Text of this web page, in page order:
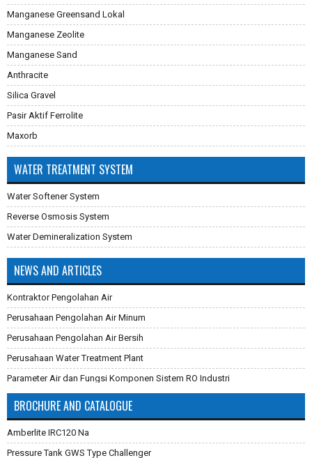
Manganese Greensand Lokal
Manganese Zeolite
Manganese Sand
Anthracite
Silica Gravel
Pasir Aktif Ferrolite
Maxorb
WATER TREATMENT SYSTEM
Water Softener System
Reverse Osmosis System
Water Demineralization System
NEWS AND ARTICLES
Kontraktor Pengolahan Air
Perusahaan Pengolahan Air Minum
Perusahaan Pengolahan Air Bersih
Perusahaan Water Treatment Plant
Parameter Air dan Fungsi Komponen Sistem RO Industri
Cara Mengganti Karet Membran Pressure Tank
Membran Filtrasi
BROCHURE AND CATALOGUE
Amberlite IRC120 Na
Pressure Tank GWS Type Challenger